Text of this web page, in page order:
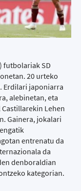
futbolariak SD
20 urteko
Erdilari japoniarra
alebinetan, eta
Lehen
Gainera, jokalari
entrenatu da
da
denboraldian
kategorian.